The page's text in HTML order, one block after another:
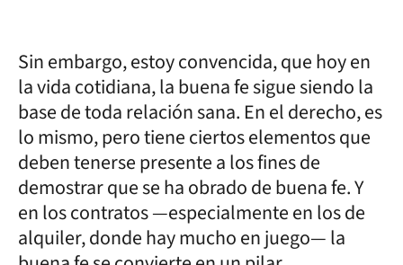
Sin embargo, estoy convencida, que hoy en
la vida cotidiana, la buena fe sigue siendo la
base de toda relación sana. En el derecho, es
lo mismo, pero tiene ciertos elementos que
deben tenerse presente a los fines de
demostrar que se ha obrado de buena fe. Y
en los contratos —especialmente en los de
alquiler, donde hay mucho en juego— la